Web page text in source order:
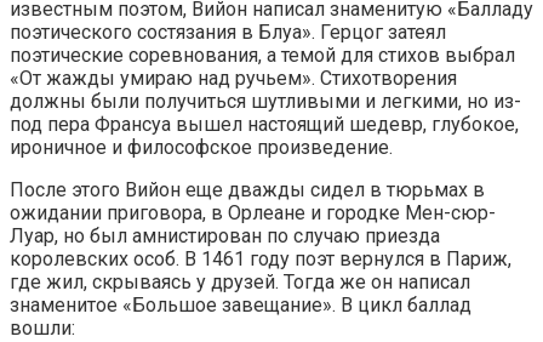
известным поэтом, Вийон написал знаменитую «Балладу
поэтического состязания в Блуа». Герцог затеял
поэтические соревнования, а темой для стихов выбрал
«От жажды умираю над ручьем». Стихотворения
должны были получиться шутливыми и легкими, но из-
под пера Франсуа вышел настоящий шедевр, глубокое,
ироничное и философское произведение.
После этого Вийон еще дважды сидел в тюрьмах в
ожидании приговора, в Орлеане и городке Мен-сюр-
Луар, но был амнистирован по случаю приезда
королевских особ. В 1461 году поэт вернулся в Париж,
где жил, скрываясь у друзей. Тогда же он написал
знаменитое «Большое завещание». В цикл баллад
вошли: